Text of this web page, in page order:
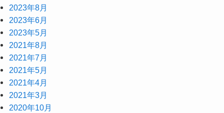
2023年8月
2023年6月
2023年5月
2021年8月
2021年7月
2021年5月
2021年4月
2021年3月
2020年10月